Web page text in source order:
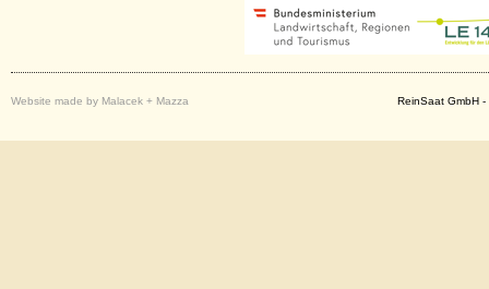
Website made by Malacek + Mazza ReinSaat GmbH